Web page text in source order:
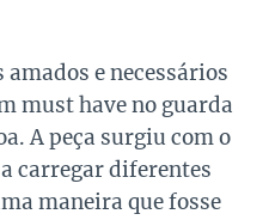
e necessários
must have no guarda
A peça surgiu com o
carregar diferentes
maneira que fosse